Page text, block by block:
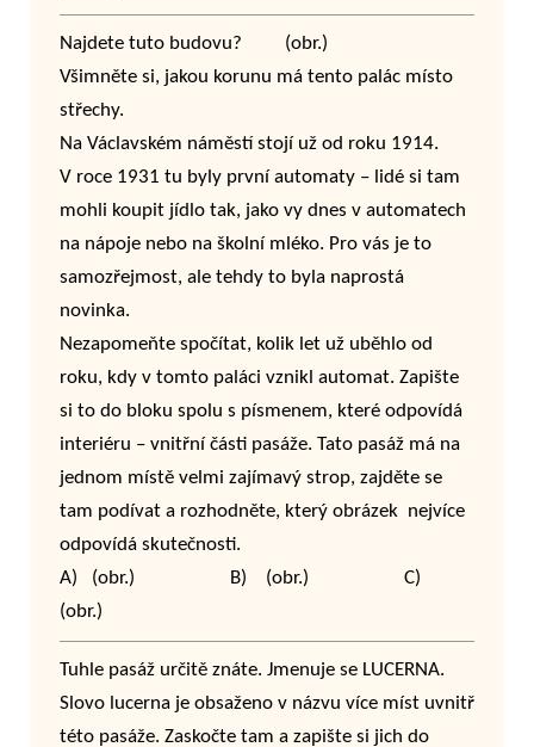
Najdete tuto budovu? (obr.)
Všimněte si, jakou korunu má tento palác místo
střechy.
Na Václavském náměstí stojí už od roku 1914.
V roce 1931 tu byly první automaty – lidé si tam
mohli koupit jídlo tak, jako vy dnes v automatech
na nápoje nebo na školní mléko. Pro vás je to
samozřejmost, ale tehdy to byla naprostá
novinka.
Nezapomeňte spočítat, kolik let už uběhlo od
roku, kdy v tomto paláci vznikl automat. Zapište
si to do bloku spolu s písmenem, které odpovídá
interiéru – vnitřní části pasáže. Tato pasáž má na
jednom místě velmi zajímavý strop, zajděte se
tam podívat a rozhodněte, který obrázek nejvíce
odpovídá skutečnosti.
A) (obr.) B) (obr.) C)
(obr.)
Tuhle pasáž určitě znáte. Jmenuje se LUCERNA.
Slovo lucerna je obsaženo v názvu více míst uvnitř
této pasáže. Zaskočte tam a zapište si jich do